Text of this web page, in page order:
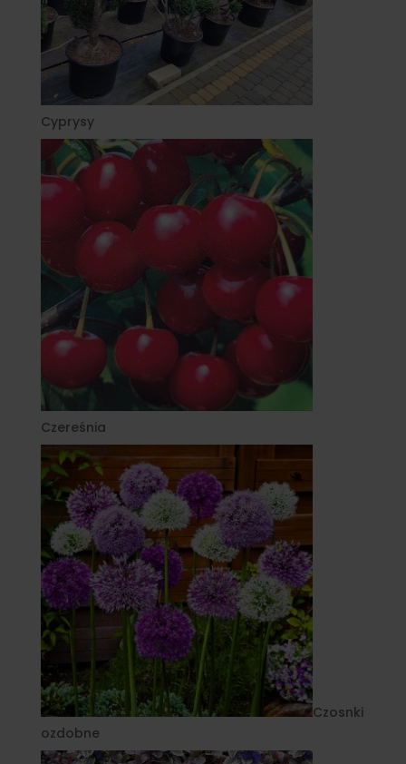
Cyprysy
Czereśnia
Czosnki
ozdobne